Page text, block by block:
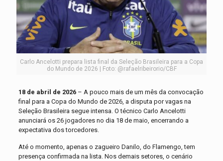
Carlo Ancelotti prepara lista final da Seleção Brasileira para a Copa
do Mundo de 2026 | Foto: @rafaelribeirorio/CBF
18 de abril de 2026– A pouco mais de um mês da convocação
final para a Copa do Mundo de 2026, a disputa por vagas na
Seleção Brasileira segue intensa. O técnico Carlo Ancelotti
anunciará os 26 jogadores no dia 18 de maio, encerrando a
expectativa dos torcedores.
Até o momento, apenas o zagueiro Danilo, do Flamengo, tem
presença confirmada na lista. Nos demais setores, o cenário